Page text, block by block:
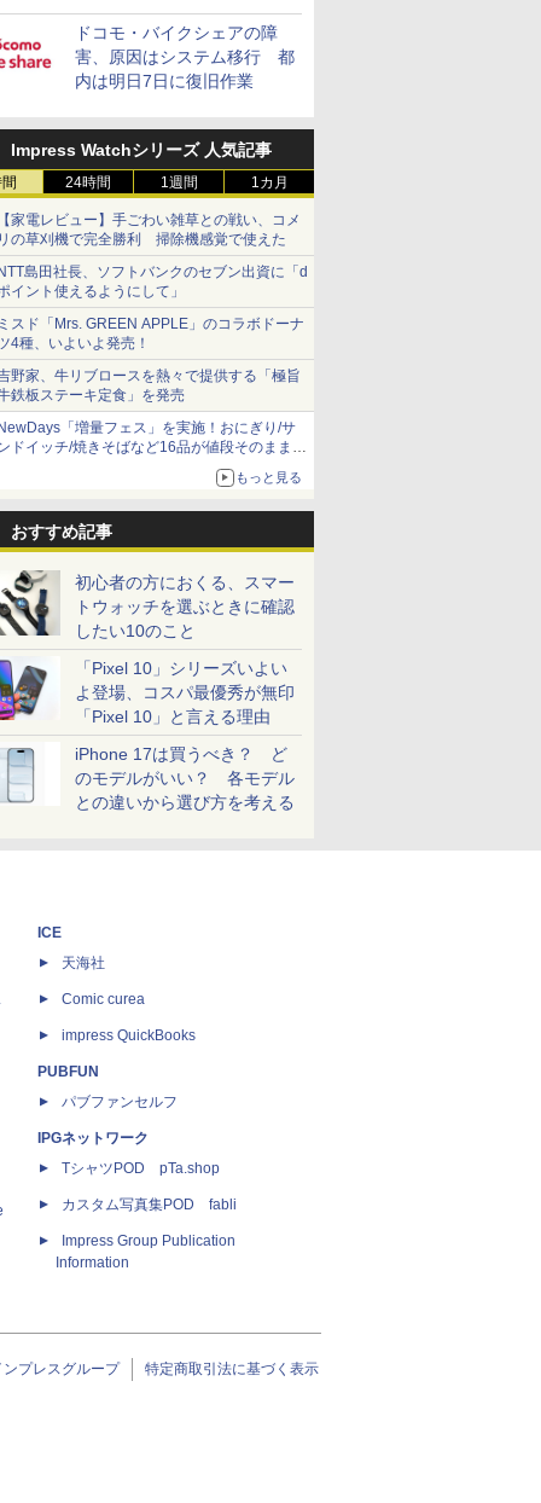
ドコモ・バイクシェアの障
害、原因はシステム移行 都
内は明日7日に復旧作業
Impress Watchシリーズ 人気記事
24時間 1週間 1カ月
家電レビュー】手ごわい雑草との戦い、コメ
の草刈機で完全勝利 掃除機感覚で使えた
島田社長、ソフトバンクのセブン出資に「d
イント使えるようにして」
スド「Mrs. GREEN APPLE」のコラボドーナ
4種、いよいよ発売！
野家、牛リブロースを熱々で提供する「極旨
鉄板ステーキ定食」を発売
「増量フェス」を実施！おにぎり/サ
ドイッチ/焼きそばなど16品が値段そのままで
もっと見る
おすすめ記事
初心者の方におくる、スマー
トウォッチを選ぶときに確認
したい10のこと
「Pixel 10」シリーズいよい
よ登場、コスパ最優秀が無印
「Pixel 10」と言える理由
iPhone 17は買うべき？ ど
のモデルがいい？ 各モデル
との違いから選び方を考える
ICE
天海社
Comic curea
impress QuickBooks
PUBFUN
パブファンセルフ
IPGネットワーク
TシャツPOD pTa.shop
カスタム写真集POD fabli
Impress Group Publication
Information
ンプレスグループ 特定商取引法に基づく表示